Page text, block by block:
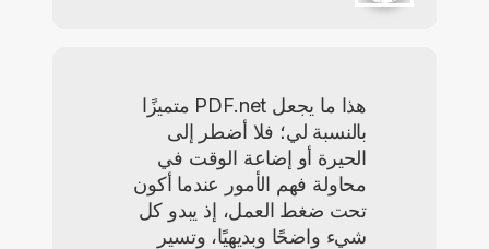
هذا ما يجعل PDF.net متميزًا
بالنسبة لي؛ فلا أضطر إلى
الحيرة أو إضاعة الوقت في
محاولة فهم الأمور عندما أكون
تحت ضغط العمل، إذ يبدو كل
شيء واضحًا وبديهيًا، وتسير